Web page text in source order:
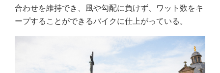
合わせを維持でき、風や勾配に負けず、ワット数をキ
ープすることができるバイクに仕上がっている。